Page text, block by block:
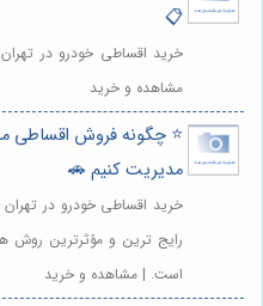
📋
خرید اقساطی خودرو در
مشاهده و خرید
⭐️ چگونه فروش اقساطی
مدیریت کنیم 🚗
خرید اقساطی خودرو در
رایج ترین و مؤثرترین روش
است. | مشاهده و خرید